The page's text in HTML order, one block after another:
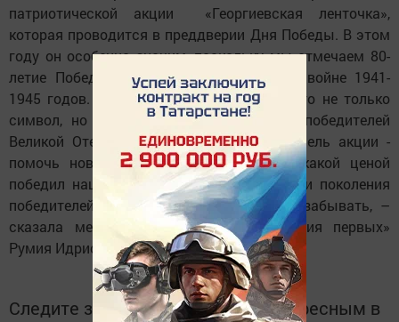
патриотической акции «Георгиевская ленточка»,
которая проводится в преддверии Дня Победы. В этом
году он особенно значим, поскольку мы отмечаем 80-
летие Победы в Великой Отечественной войне 1941-
1945 годов. «Георгиевская ленточка» – это не только
символ, но и знак уважения к подвигу победителей
Великой Отечественной войны. Главная цель акции -
помочь новому поколению не забыть, какой ценой
победил наш народ, что мы – наследники поколения
победителей, и что мы не должны это забывать, –
сказала межрайонный куратор «Движения первых»
Румия Идрисова.
Следите за самым важным и интересным в